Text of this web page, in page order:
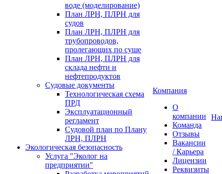
воде (моделирование)
План ЛРН, ПЛРН для
судов
План ЛРН, ПЛРН для
трубопроводов,
пролегающих по суше
План ЛРН, ПЛРН для
склада нефти и
нефтепродуктов
Судовые документы
Технологическая схема
ПРД
Эксплуатационный
регламент
Судовой план по Плану
ЛРН, ПЛРН
Экологическая безопасность
Услуга "Эколог на
предприятии"
Компания
О
компании
Команда
Отзывы
Вакансии
/ Карьера
Лицензии
Реквизиты